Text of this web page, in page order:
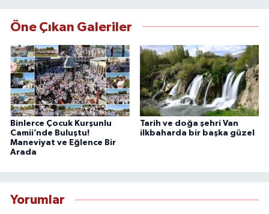
Öne Çıkan Galeriler
Binlerce Çocuk Kurşunlu
Camii’nde Buluştu!
Maneviyat ve Eğlence Bir
Arada
Tarih ve doğa şehri Van
ilkbaharda bir başka güzel
Yorumlar